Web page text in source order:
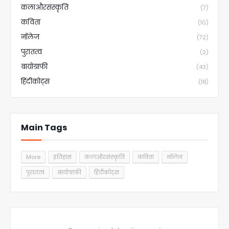
कलाऔरसंस्कृति (7)
कविता (10)
नॉलेज (72)
पुरातत्व (2)
बायोग्राफी (43)
हिंदीकोट्स (18)
Main Tags
More इतिहास कलाऔरसंस्कृति कविता
नॉलेज
पुरातत्व
बायोग्राफी हिंदीकोट्स